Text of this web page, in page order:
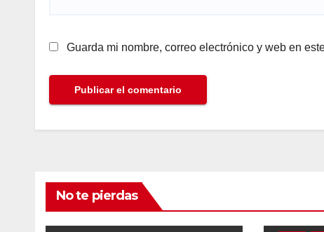
Guarda mi nombre, correo electrónico y web en
No te pierdas